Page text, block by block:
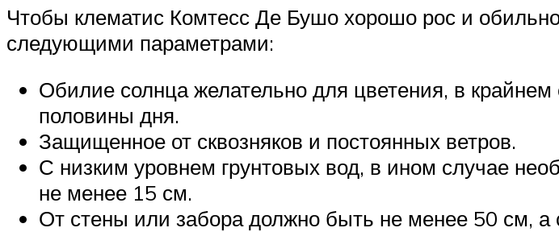
Чтобы клематис Комтесс Де Бушо хорошо рос и
следующими параметрами:
Обилие солнца желательно для цветения, в
половины дня.
Защищенное от сквозняков и постоянных ветров.
С низким уровнем грунтовых вод, в ином случае
не менее 15 см.
От стены или забора должно быть не менее 50 см,